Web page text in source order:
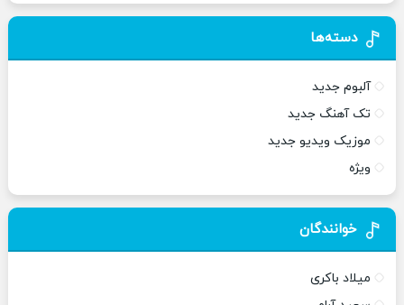
دسته‌ها
آلبوم جدید
تک آهنگ جدید
موزیک ویدیو جدید
ویژه
خوانندگان
میلاد باکری